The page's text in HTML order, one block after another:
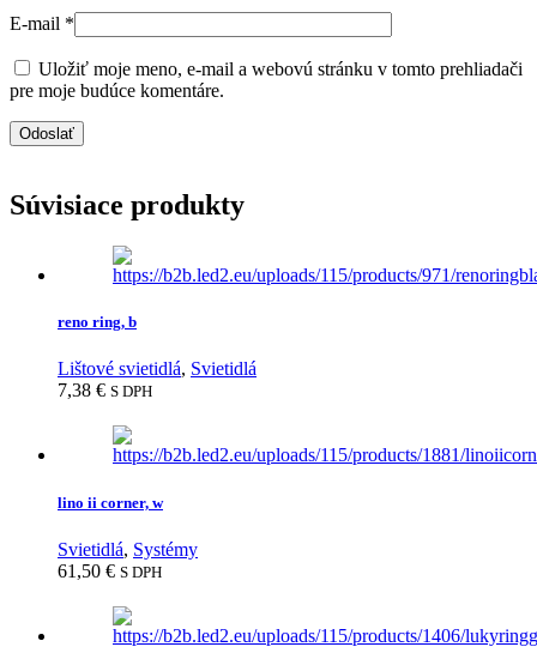
E-mail *
Uložiť moje meno, e-mail a webovú stránku v tomto prehliadači
pre moje budúce komentáre.
Súvisiace produkty
reno ring, b
Lištové svietidlá, Svietidlá
7,38 € S DPH
lino ii corner, w
Svietidlá, Systémy
61,50 € S DPH